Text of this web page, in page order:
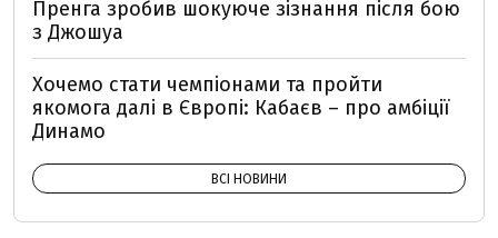
Пренга зробив шокуюче зізнання після бою
з Джошуа
Хочемо стати чемпіонами та пройти
якомога далі в Європі: Кабаєв – про амбіції
Динамо
ВСІ НОВИНИ